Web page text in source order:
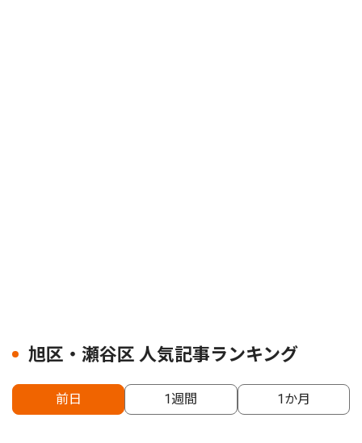
旭区・瀬谷区 人気記事ランキング
前日 1週間 1か月